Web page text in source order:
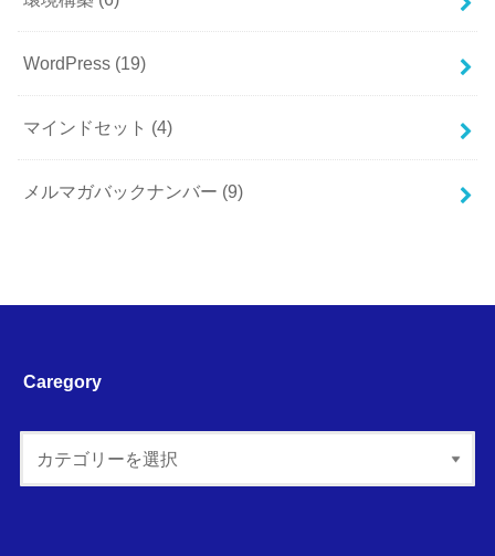
WordPress (19)
マインドセット (4)
メルマガバックナンバー (9)
Caregory